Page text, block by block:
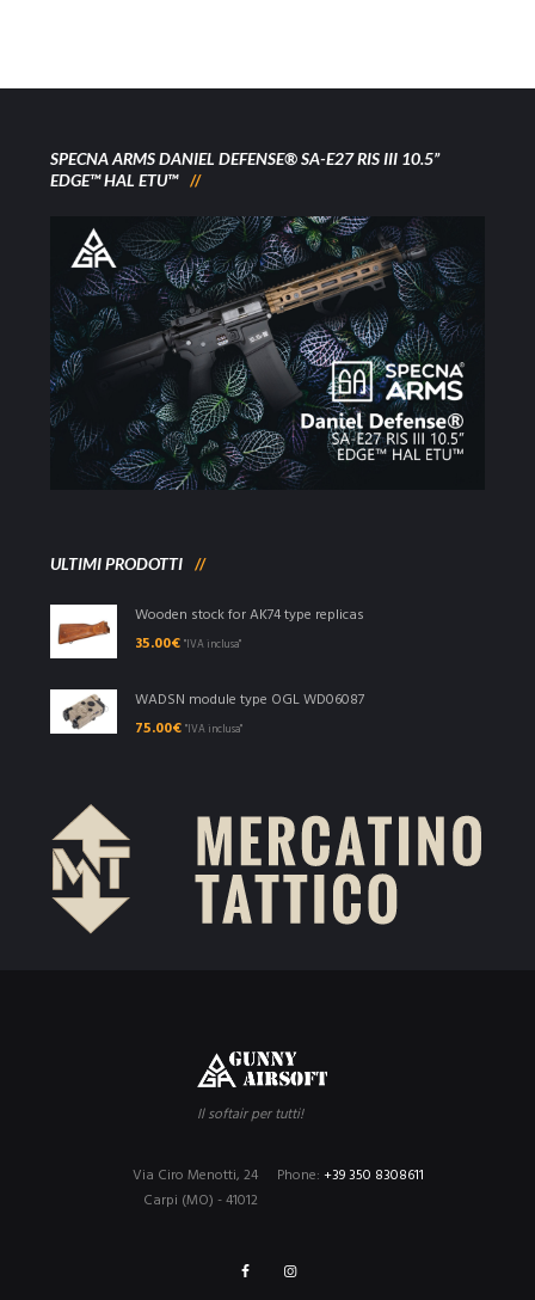
SPECNA ARMS DANIEL DEFENSE® SA-E27 RIS III 10.5”
EDGE™ HAL ETU™
ULTIMI PRODOTTI
Wooden stock for AK74 type replicas
35.00€ "IVA inclusa"
WADSN module type OGL WD06087
75.00€ "IVA inclusa"
Il softair per tutti!
Phone: +39 350 8308611
Via Ciro Menotti, 24
Carpi (MO) - 41012